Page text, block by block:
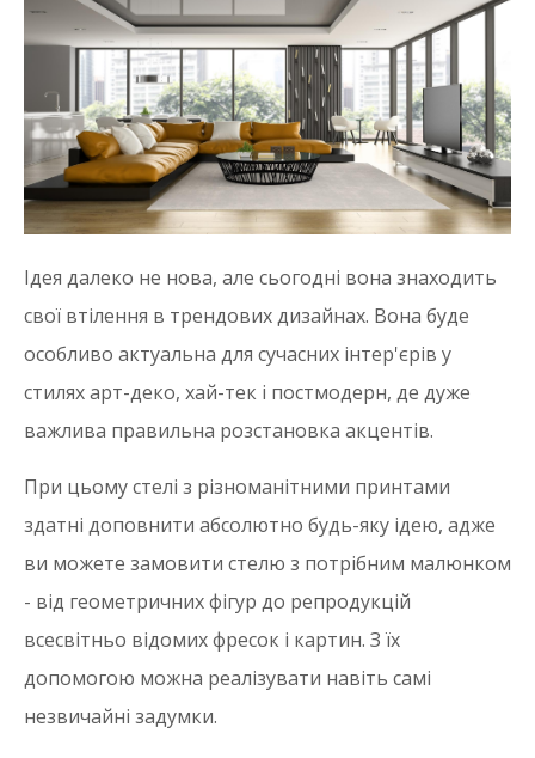
Ідея далеко не нова, але сьогодні вона знаходить
свої втілення в трендових дизайнах. Вона буде
особливо актуальна для сучасних інтер'єрів у
стилях арт-деко, хай-тек і постмодерн, де дуже
важлива правильна розстановка акцентів.
При цьому стелі з різноманітними принтами
здатні доповнити абсолютно будь-яку ідею, адже
ви можете замовити стелю з потрібним малюнком
- від геометричних фігур до репродукцій
всесвітньо відомих фресок і картин. З їх
допомогою можна реалізувати навіть самі
незвичайні задумки.